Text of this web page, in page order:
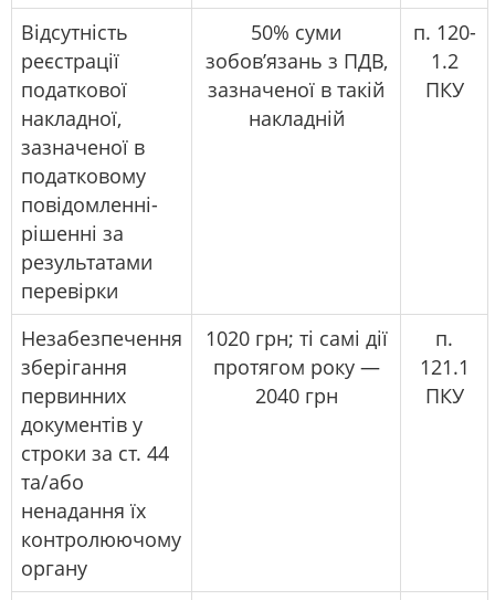
Відсутність
реєстрації
податкової
накладної,
зазначеної в
податковому
повідомленні-
рішенні за
результатами
перевірки
50% суми
зобов’язань з ПДВ,
зазначеної в такій
накладній
п. 120-
1.2
ПКУ
Незабезпечення
зберігання
первинних
документів у
строки за ст. 44
та/або
ненадання їх
контролюючому
органу
1020 грн; ті самі дії
протягом року —
2040 грн
п.
121.1
ПКУ